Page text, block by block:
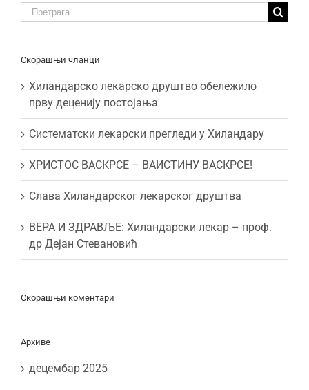
Traži:
Скорашњи чланци
Хиландарско лекарско друштво обележило
прву деценију постојања
Систематски лекарски прегледи у Хиландару
ХРИСТОС ВАСКРСЕ – ВАИСТИНУ ВАСКРСЕ!
Слава Хиландарског лекарског друштва
ВЕРА И ЗДРАВЉЕ: Хиландарски лекар – проф.
др Дејан Стевановић
Скорашњи коментари
Архиве
децембар 2025